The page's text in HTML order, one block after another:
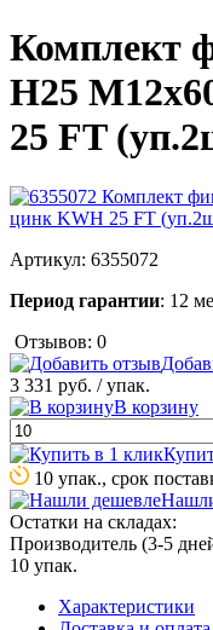
Комплект
H25
25 FT
Артикул: 6355072
Период гарантии: 12
Отзывов: 0
3 331 руб. / упак.
В корзину
10 упак., срок
Остатки на складах:
Производитель (3-5
10 упак.
Характеристики